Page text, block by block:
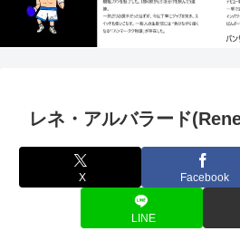
レネ・アルバラード
X Facebook
LINE